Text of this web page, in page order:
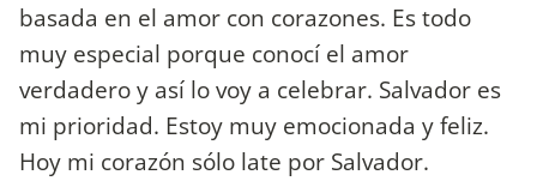
basada en el amor con corazones. Es todo
muy especial porque conocí el amor
verdadero y así lo voy a celebrar. Salvador es
mi prioridad. Estoy muy emocionada y feliz.
Hoy mi corazón sólo late por Salvador.